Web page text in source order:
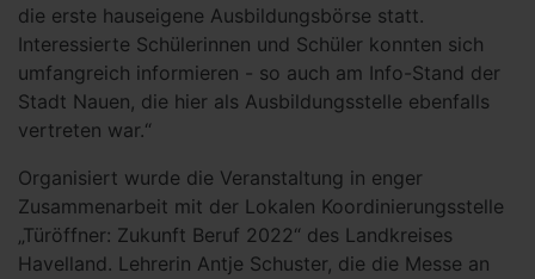
die erste hauseigene Ausbildungsbörse statt.
Interessierte Schülerinnen und Schüler konnten sich
umfangreich informieren - so auch am Info-Stand der
Stadt Nauen, die hier als Ausbildungsstelle ebenfalls
vertreten war.“
Organisiert wurde die Veranstaltung in enger
Zusammenarbeit mit der Lokalen Koordinierungsstelle
„Türöffner: Zukunft Beruf 2022“ des Landkreises
Havelland. Lehrerin Antje Schuster, die die Messe an